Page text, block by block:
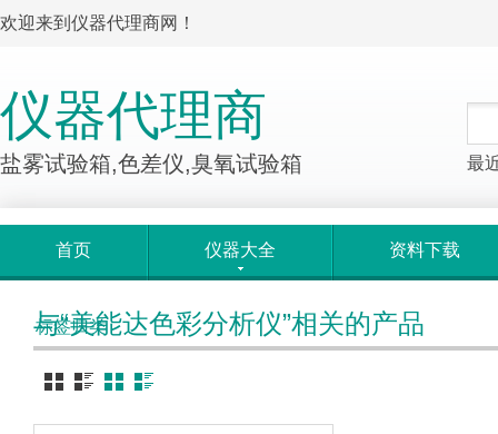
欢迎来到仪器代理商网！
仪器代理商
盐雾试验箱,色差仪,臭氧试验箱 最
首页 仪器大全 资料下载
标签归类
与“美能达色彩分析仪”相关的产品